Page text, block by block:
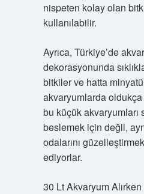
nispeten kolay olan
kullanılabilir.
Ayrıca, Türkiye’de
dekorasyonunda
bitkiler ve hatta
akvaryumlarda
bu küçük akvaryumları
beslemek için değil,
odalarını
ediyorlar.
30 Lt Akvaryum